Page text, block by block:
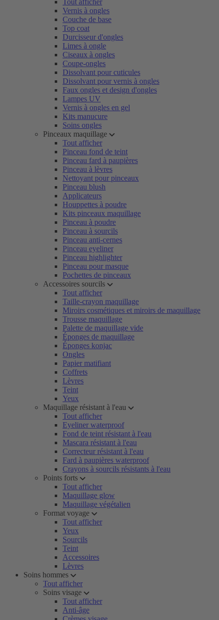
Tout afficher
Vernis à ongles
Couche de base
Top coat
Durcisseur d'ongles
Limes à ongle
Ciseaux à ongles
Coupe-ongles
Dissolvant pour cuticules
Dissolvant pour vernis à ongles
Faux ongles et design d'ongles
Lampes UV
Vernis à ongles en gel
Kits manucure
Soins ongles
Pinceaux maquillage
Tout afficher
Pinceau fond de teint
Pinceau fard à paupières
Pinceau à lèvres
Nettoyant pour pinceaux
Pinceau blush
Applicateurs
Houppettes à poudre
Kits pinceaux maquillage
Pinceau à poudre
Pinceau à sourcils
Pinceau anti-cernes
Pinceau eyeliner
Pinceau highlighter
Pinceau pour masque
Pochettes de pinceaux
Accessoires sourcils
Tout afficher
Taille-crayon maquillage
Miroirs cosmétiques et miroirs de maquillage
Trousse maquillage
Palette de maquillage vide
Éponges de maquillage
Éponges konjac
Ongles
Papier matifiant
Coffrets
Lèvres
Teint
Yeux
Maquillage résistant à l'eau
Tout afficher
Eyeliner waterproof
Fond de teint résistant à l'eau
Mascara résistant à l'eau
Correcteur résistant à l'eau
Fard à paupières waterproof
Crayons à sourcils résistants à l'eau
Points forts
Tout afficher
Maquillage glow
Maquillage végétalien
Format voyage
Tout afficher
Yeux
Sourcils
Teint
Accessoires
Lèvres
Soins hommes
Tout afficher
Soins visage
Tout afficher
Anti-âge